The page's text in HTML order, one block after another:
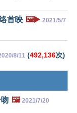
首映 🖼️▶️ 2021/5/7
8/11 (492,136次)
🖼️ 2021/7/20